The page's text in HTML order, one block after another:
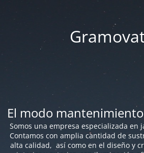
El modo
Somos una empresa especializada en
Contamos con amplia cantidad de
alta calidad, así como en el diseño y